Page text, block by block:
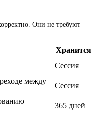
Они не требуют
Хранится
Сессия
между
Сессия
365 дней